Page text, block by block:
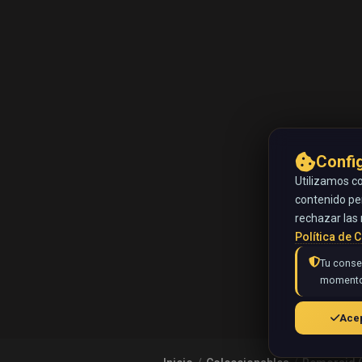
Utilizamos
contenido
rechazar las
Política de
Tu